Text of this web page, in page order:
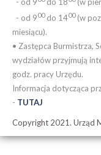
- od 900do 1400(w
miesiącu).
• Zastępca Burmistrza,
wydziałów przyjmują
godz. pracy Urzędu.
Informacja dotycząca
- TUTAJ
Copyright 2021. Urząd